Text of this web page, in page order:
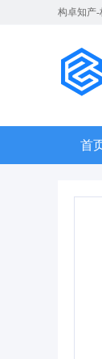
构卓知产-
首